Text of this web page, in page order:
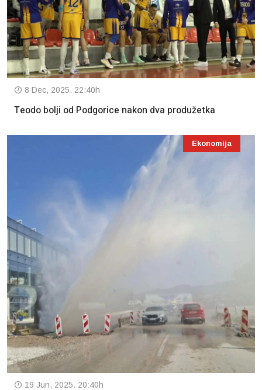
8 Dec, 2025. 22:40h
Teodo bolji od Podgorice nakon dva produžetka
Ekonomija
19 Jun, 2025. 20:40h